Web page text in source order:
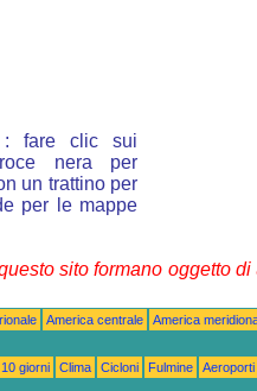
: fare clic sui
nera per
un trattino per
per le mappe
sito formano oggetto
America centrale
America
giorni Clima Cicloni Fulmine
Aeroporti